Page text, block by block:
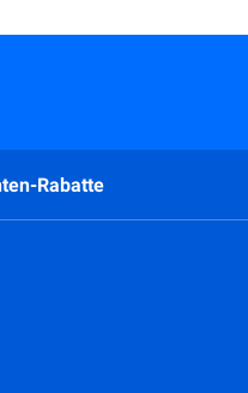
Rabatte